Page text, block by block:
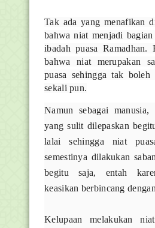
Tak ada yang menafikan
bahwa niat menjadi
ibadah puasa Ramadhan.
bahwa niat merupakan
puasa sehingga tak boleh
sekali pun.
Namun sebagai
yang sulit dilepaskan
lalai sehingga niat
semestinya dilakukan
begitu saja, entah
keasikan berbincang
Kelupaan melakukan